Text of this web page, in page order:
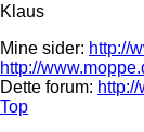
Klaus
Mine sider: http://
http://
Dette forum:
Top